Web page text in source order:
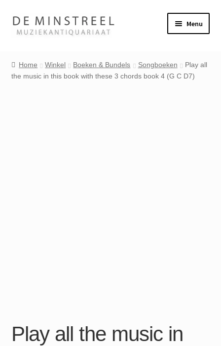
Ga
door
Ga
naar
Menu
Contact
Home Winkel Boeken & Bundels Songboeken
Play all
the music in this book with these 3 chords book 4 (G C D7)
Play all the music in